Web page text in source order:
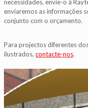
necessidades, envie-o à
enviaremos as informações
conjunto com o orçamento.
Para projectos diferentes
ilustrados, contacte-nos.